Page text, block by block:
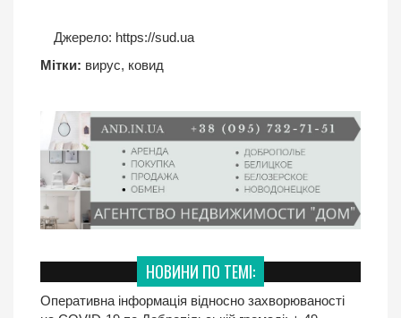
Джерело: https://sud.ua
Мітки: вирус, ковид
НОВИНИ ПО ТЕМІ:
Оперативна інформація відносно захворюваності